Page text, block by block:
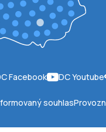
Facebook DC Youtube
souhlas